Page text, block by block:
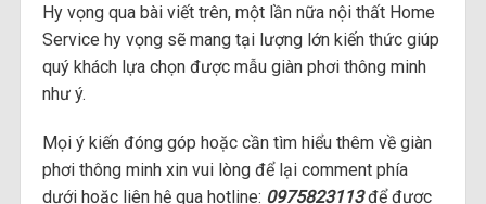
Hy vọng qua bài viết trên, một lần nữa nội thất Home
Service hy vọng sẽ mang tại lượng lớn kiến thức giúp
quý khách lựa chọn được mẫu giàn phơi thông minh
như ý.
Mọi ý kiến đóng góp hoặc cần tìm hiểu thêm về giàn
phơi thông minh xin vui lòng để lại comment phía
dưới hoặc liên hệ qua hotline: 0975823113để được